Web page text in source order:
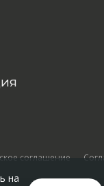
соглашение
на